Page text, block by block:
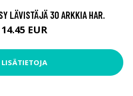
LÄVISTÄJÄ 30 ARKKIA HAR.
14.45 EUR
LISÄTIETOJA